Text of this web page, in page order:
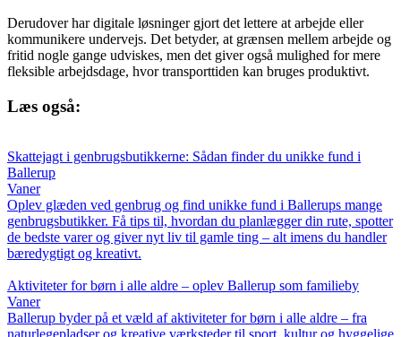
Derudover har digitale løsninger gjort det lettere at arbejde eller
kommunikere undervejs. Det betyder, at grænsen mellem arbejde og
fritid nogle gange udviskes, men det giver også mulighed for mere
fleksible arbejdsdage, hvor transporttiden kan bruges produktivt.
Læs også:
Skattejagt i genbrugsbutikkerne: Sådan finder du unikke fund i
Ballerup
Vaner
Oplev glæden ved genbrug og find unikke fund i Ballerups mange
genbrugsbutikker. Få tips til, hvordan du planlægger din rute, spotter
de bedste varer og giver nyt liv til gamle ting – alt imens du handler
bæredygtigt og kreativt.
Aktiviteter for børn i alle aldre – oplev Ballerup som familieby
Vaner
Ballerup byder på et væld af aktiviteter for børn i alle aldre – fra